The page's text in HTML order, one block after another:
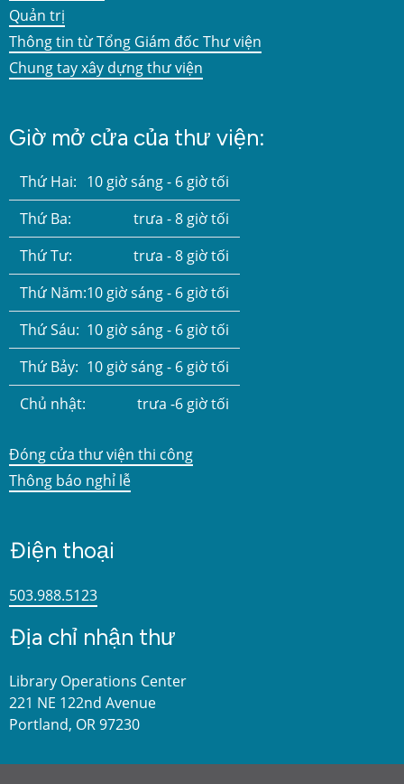
Quản trị
Thông tin từ Tổng Giám đốc Thư viện
Chung tay xây dựng thư viện
Giờ mở cửa của thư viện:
Thứ Hai: 10 giờ sáng - 6 giờ tối
Thứ Ba:
trưa - 8 giờ tối
Thứ Tư:
trưa - 8 giờ tối
Thứ Năm:10 giờ sáng - 6 giờ tối
Thứ Sáu: 10 giờ sáng - 6 giờ tối
Thứ Bảy: 10 giờ sáng - 6 giờ tối
Chủ nhật:
trưa -6 giờ tối
Đóng cửa thư viện thi công
Thông báo nghỉ lễ
Điện thoại
503.988.5123
Địa chỉ nhận thư
Library Operations Center
221 NE 122nd Avenue
Portland, OR 97230